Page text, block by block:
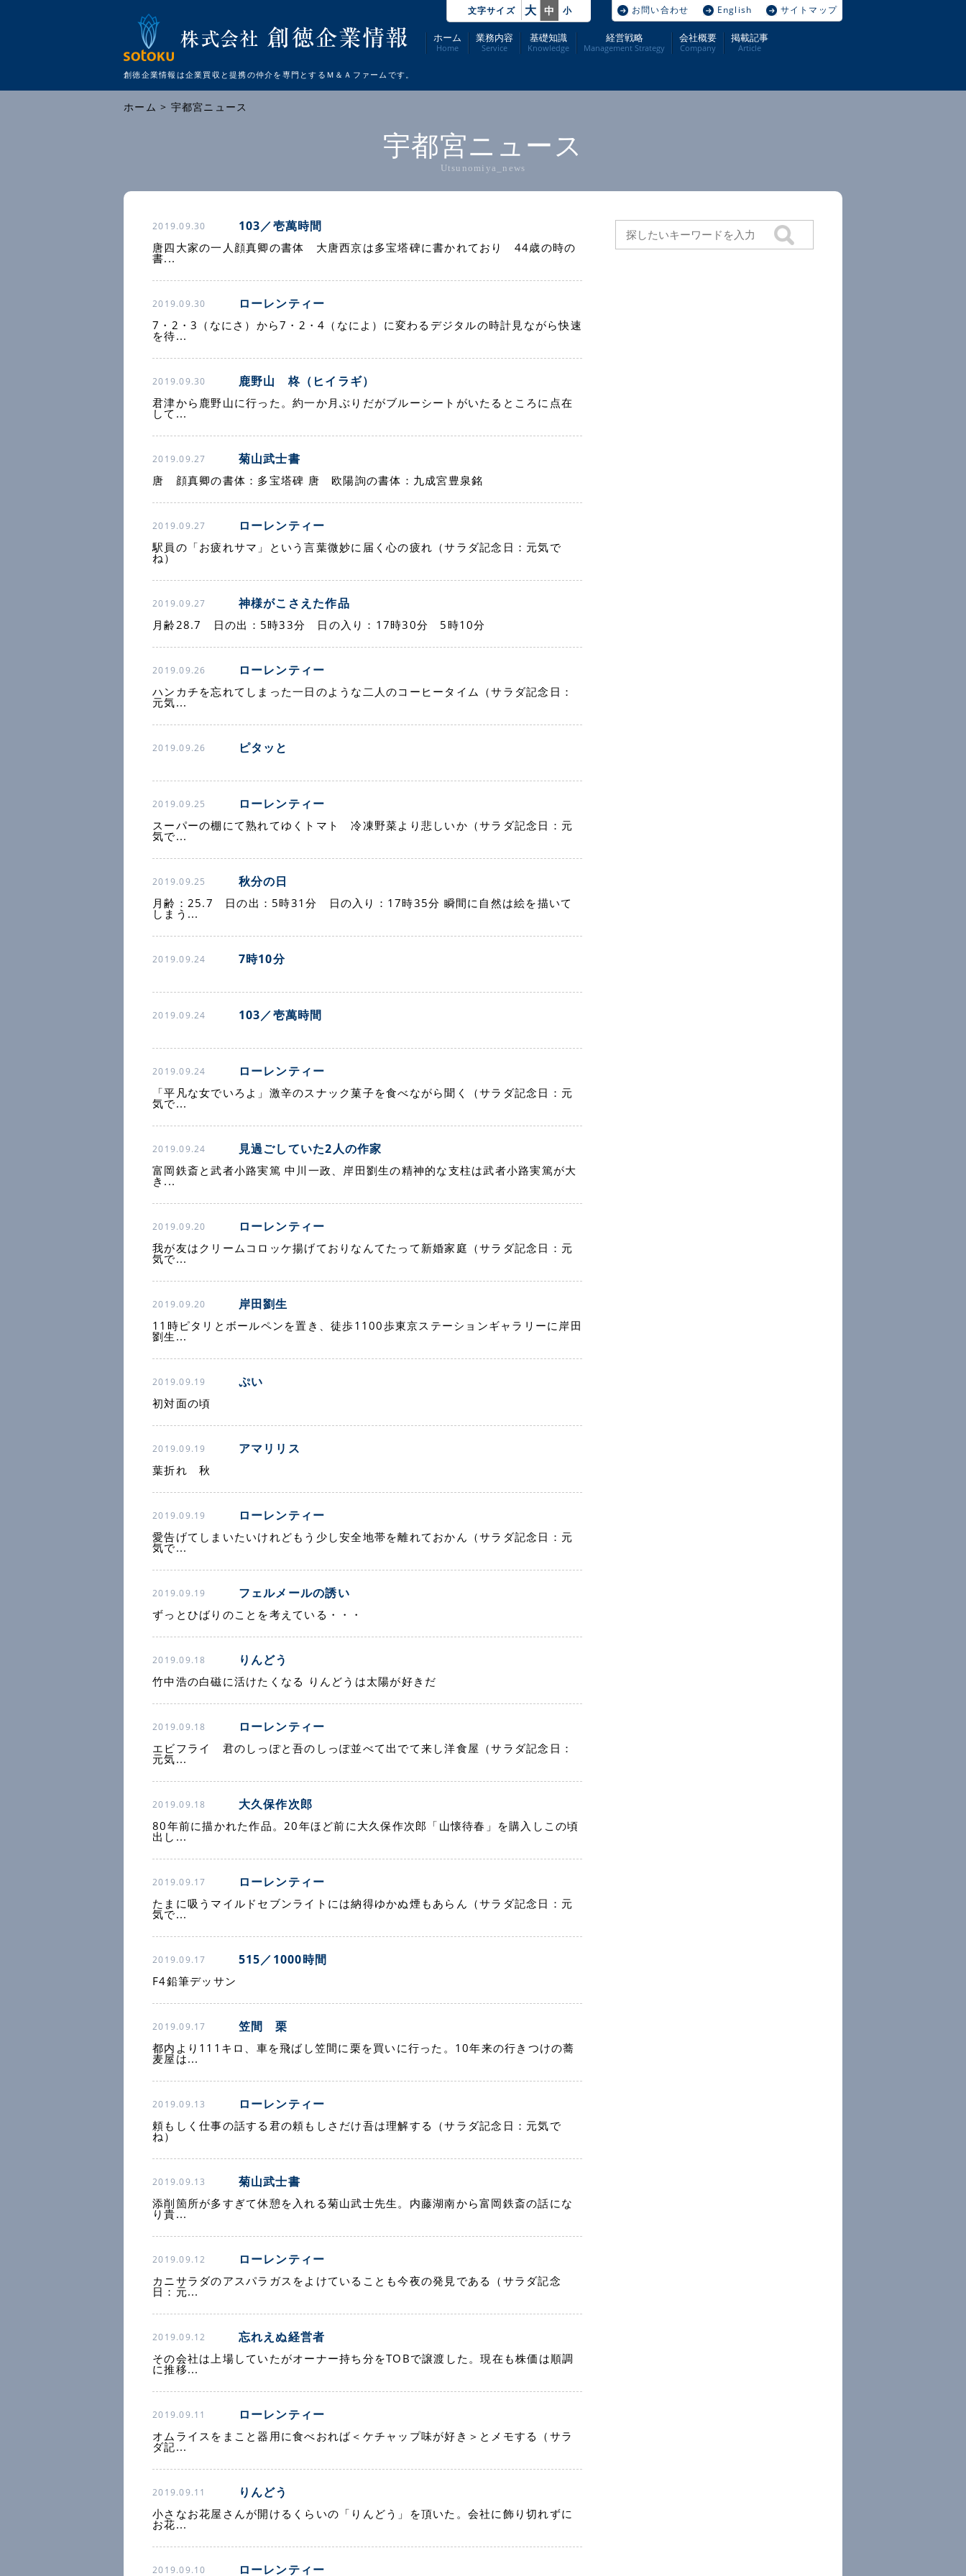
ホーム
Home
業務内容
Service
基礎知識
Knowledge
経営戦略
Management Strategy
会社概要
Company
掲載記事
Article
創徳企業情報は企業買収と提携の仲介を 専門とするＭ＆Ａファームです。
文字サイズ 大 中 小 お問い合わせ English サイトマップ
ホーム > 宇都宮ニュース
宇都宮ニュース
Utsunomiya_news
2019.09.30 103／壱萬時間
唐四大家の一人顔真卿の書体 大唐西京は多宝塔碑に書かれており 44歳の時の
書...
2019.09.30 ローレンティー
7・2・3（なにさ）から7・2・4（なによ）に変わるデジタルの時計見ながら快速
を待...
2019.09.30 鹿野山 柊（ヒイラギ）
君津から鹿野山に行った。約一か月ぶりだがブルーシートがいたるところに点在
して...
2019.09.27 菊山武士書
唐 顔真卿の書体：多宝塔碑 唐 欧陽詢の書体：九成宮豊泉銘
2019.09.27 ローレンティー
駅員の「お疲れサマ」という言葉微妙に届く心の疲れ（サラダ記念日：元気で
ね）
2019.09.27 神様がこさえた作品
月齢28.7 日の出：5時33分 日の入り：17時30分 5時10分
2019.09.26 ローレンティー
ハンカチを忘れてしまった一日のような二人のコーヒータイム（サラダ記念日：
元気...
2019.09.26 ピタッと
2019.09.25 ローレンティー
スーパーの棚にて熟れてゆくトマト 冷凍野菜より悲しいか（サラダ記念日：元
気で...
2019.09.25 秋分の日
月齢：25.7 日の出：5時31分 日の入り：17時35分 瞬間に自然は絵を描いて
しまう...
2019.09.24 7時10分
2019.09.24 103／壱萬時間
2019.09.24 ローレンティー
「平凡な女でいろよ」激辛のスナック菓子を食べながら聞く（サラダ記念日：元
気で...
2019.09.24 見過ごしていた2人の作家
富岡鉄斎と武者小路実篤 中川一政、岸田劉生の精神的な支柱は武者小路実篤が大
き...
2019.09.20 ローレンティー
我が友はクリームコロッケ揚げておりなんてたって新婚家庭（サラダ記念日：元
気で...
2019.09.20 岸田劉生
11時ピタリとボールペンを置き、徒歩1100歩東京ステーションギャラリーに岸田
劉生...
2019.09.19 ぷい
初対面の頃
2019.09.19 アマリリス
葉折れ 秋
2019.09.19 ローレンティー
愛告げてしまいたいけれどもう少し安全地帯を離れておかん（サラダ記念日：元
気で...
2019.09.19 フェルメールの誘い
ずっとひばりのことを考えている・・・
2019.09.18 りんどう
竹中浩の白磁に活けたくなる りんどうは太陽が好きだ
2019.09.18 ローレンティー
エビフライ 君のしっぽと吾のしっぽ並べて出でて来し洋食屋（サラダ記念日：
元気...
2019.09.18 大久保作次郎
80年前に描かれた作品。20年ほど前に大久保作次郎「山懐待春」を購入しこの頃
出し...
2019.09.17 ローレンティー
たまに吸うマイルドセブンライトには納得ゆかぬ煙もあらん（サラダ記念日：元
気で...
2019.09.17 515／1000時間
F4鉛筆デッサン
2019.09.17 笠間 栗
都内より111キロ、車を飛ばし笠間に栗を買いに行った。10年来の行きつけの蕎
麦屋は...
2019.09.13 ローレンティー
頼もしく仕事の話する君の頼もしさだけ吾は理解する（サラダ記念日：元気で
ね）
2019.09.13 菊山武士書
添削箇所が多すぎて休憩を入れる菊山武士先生。内藤湖南から富岡鉄斎の話にな
り貴...
2019.09.12 ローレンティー
カニサラダのアスパラガスをよけていることも今夜の発見である（サラダ記念
日：元...
2019.09.12 忘れえぬ経営者
その会社は上場していたがオーナー持ち分をTOBで譲渡した。現在も株価は順調
に推移...
2019.09.11 ローレンティー
オムライスをまこと器用に食べおれば＜ケチャップ味が好き＞とメモする（サラ
ダ記...
2019.09.11 りんどう
小さなお花屋さんが開けるくらいの「りんどう」を頂いた。会社に飾り切れずに
お花...
2019.09.10 ローレンティー